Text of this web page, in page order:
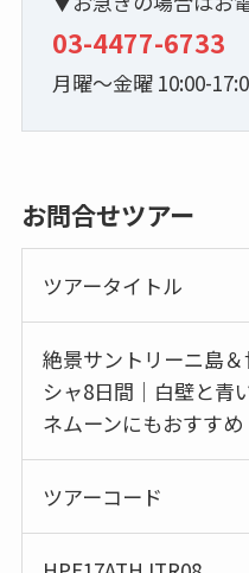
03-4477-6733
月曜～金曜 10:00-
お問合せツアー
ツアータイトル
絶景サントリーニ島
シャ8日間｜白壁と青
ネムーンにもおすすめ
ツアーコード